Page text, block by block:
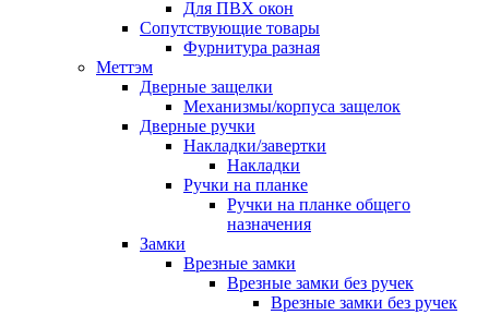
Для ПВХ окон
Сопутствующие товары
Фурнитура разная
Меттэм
Дверные защелки
Механизмы/корпуса защелок
Дверные ручки
Накладки/завертки
Накладки
Ручки на планке
Ручки на планке общего
назначения
Замки
Врезные замки
Врезные замки без ручек
Врезные замки без ручек